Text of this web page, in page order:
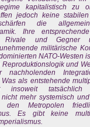
kapitalistisch zu
jedoch keine
die
Ihre
Rivale und
militärische
NATO-Westen
und
nachholenden
Was als entstehende
insoweit tatsächlich
nicht mehr systemisch
Metropolen
Es gibt keine